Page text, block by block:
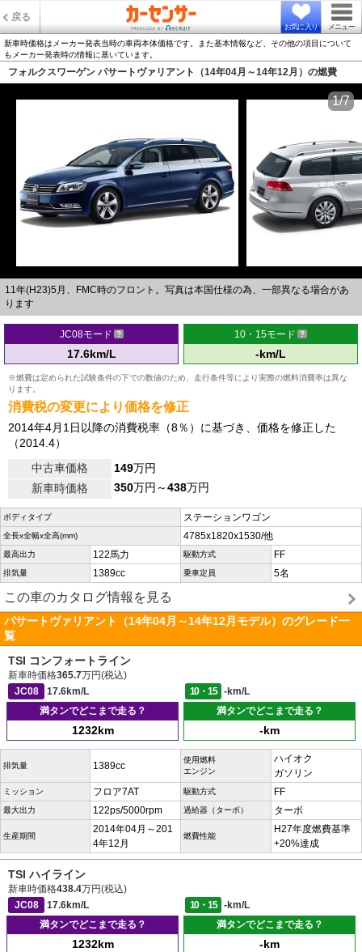
戻る
お気に入り メニュー
新車時価格はメーカー発表当時の車両本体価格です。また基本情報など、その他の項目について
もメーカー発表時の情報に基いています。
フォルクスワーゲン パサートヴァリアント（14年04月～14年12月）の燃費
11年(H23)5月、FMC時のフロント。写真は本国仕様の為、一部異なる場合があ
ります
1/7
JC08モード
17.6km/L
10・15モード
-km/L
※燃費は定められた試験条件の下での数値のため、走行条件等により実際の燃料消費率は異な
ります。
消費税の変更により価格を修正
2014年4月1日以降の消費税率（8％）に基づき、価格を修正した
（2014.4）
中古車価格
149万円
新車時価格
350万円～438万円
ボディタイプ ステーションワゴン
全長x全幅x全高(mm) 4785x1820x1530/他
最高出力 122馬力 駆動方式 FF
排気量 1389cc 乗車定員 5名
この車のカタログ情報を見る
パサートヴァリアント（14年04月～14年12月モデル）のグレード一
覧
TSI コンフォートライン
新車時価格365.7万円(税込)
JC08
17.6km/L 10・15
-km/L
満タンでどこまで走る？
1232km
満タンでどこまで走る？
-km
排気量 1389cc
使用燃料
エンジン
ハイオク
ガソリン
ミッション フロア7AT 駆動方式 FF
最大出力 122ps/5000rpm 過給器（ターボ） ターボ
生産期間
2014年04月～201
4年12月
燃費性能
H27年度燃費基準
+20%達成
TSI ハイライン
新車時価格438.4万円(税込)
JC08
17.6km/L 10・15
-km/L
満タンでどこまで走る？
1232km
満タンでどこまで走る？
-km